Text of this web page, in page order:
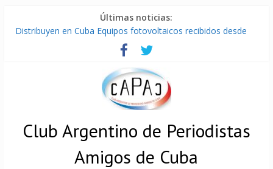
Últimas noticias:
Distribuyen en Cuba Equipos fotovoltaicos recibidos desde
La ONU condena medidas de EE.UU contra Cuba
Cuba alerta sobre doctrina militar de dominación de EEUU
Nuevas sanciones de EEUU contra Cuba apuntan a la
cooperación militar con Rusia y China
Brutal represión contra los que marchan para que no se
venda la patria
Club Argentino de Periodistas
Amigos de Cuba